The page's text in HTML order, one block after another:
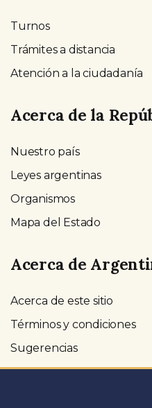
Turnos
Trámites a distancia
Atención a la ciudadanía
Acerca de la
Nuestro país
Leyes argentinas
Organismos
Mapa del Estado
Acerca de
Acerca de este sitio
Términos y condiciones
Sugerencias